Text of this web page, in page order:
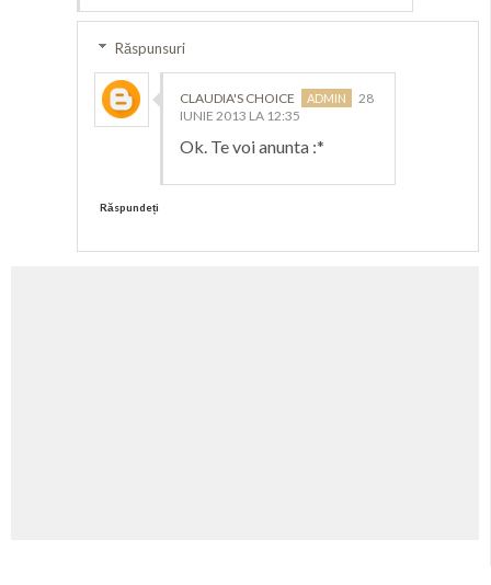
Răspunsuri
CLAUDIA'S CHOICE
28
IUNIE 2013 LA 12:35
Ok. Te voi anunta :*
Răspundeți